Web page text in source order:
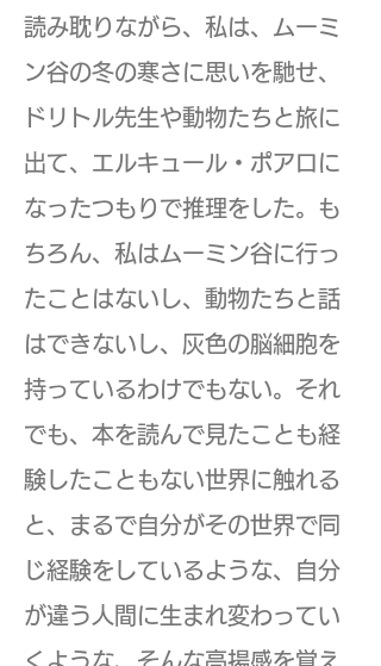
読み耽りながら、私は、ムーミ
ン谷の冬の寒さに思いを馳せ、
ドリトル先生や動物たちと旅に
出て、エルキュール・ポアロに
なったつもりで推理をした。も
ちろん、私はムーミン谷に行っ
たことはないし、動物たちと話
はできないし、灰色の脳細胞を
持っているわけでもない。それ
でも、本を読んで見たことも経
験したこともない世界に触れる
と、まるで自分がその世界で同
じ経験をしているような、自分
が違う人間に生まれ変わってい
くような、そんな高揚感を覚え